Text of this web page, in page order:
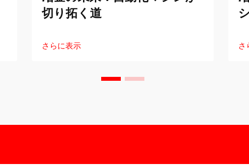
切り拓く道
さらに表示 さ